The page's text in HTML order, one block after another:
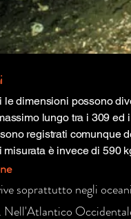
le dimensioni possono
lungo tra i 309 ed
registrati comunque
misurata è invece di 590
soprattutto negli
Nell'Atlantico